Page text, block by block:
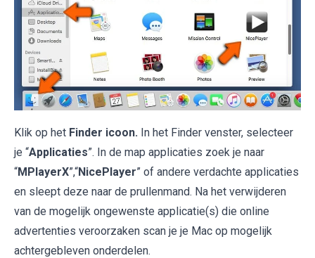
Klik op het Finder icoon. In het Finder venster, selecteer
je “Applicaties”. In de map applicaties zoek je naar
“MPlayerX”,“NicePlayer” of andere verdachte applicaties
en sleept deze naar de prullenmand. Na het verwijderen
van de mogelijk ongewenste applicatie(s) die online
advertenties veroorzaken scan je je Mac op mogelijk
achtergebleven onderdelen.